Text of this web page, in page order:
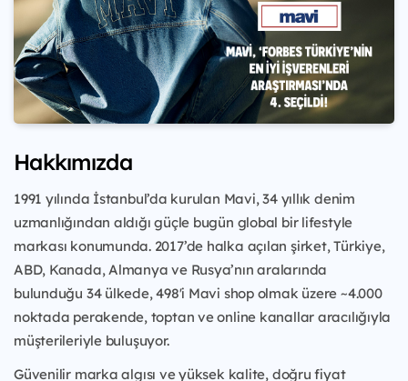
Hakkımızda
1991 yılında İstanbul’da kurulan Mavi, 34 yıllık denim
uzmanlığından aldığı güçle bugün global bir lifestyle
markası konumunda. 2017’de halka açılan şirket, Türkiye,
ABD, Kanada, Almanya ve Rusya’nın aralarında
bulunduğu 34 ülkede, 498'i Mavi shop olmak üzere ~4.000
noktada perakende, toptan ve online kanallar aracılığıyla
müşterileriyle buluşuyor.
Güvenilir marka algısı ve yüksek kalite, doğru fiyat